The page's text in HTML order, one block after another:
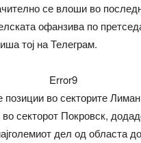
се влоши во
офанзива по
тој на Телеграм.
Error9
позиции во секторите
секторот Покровск,
дел од областа